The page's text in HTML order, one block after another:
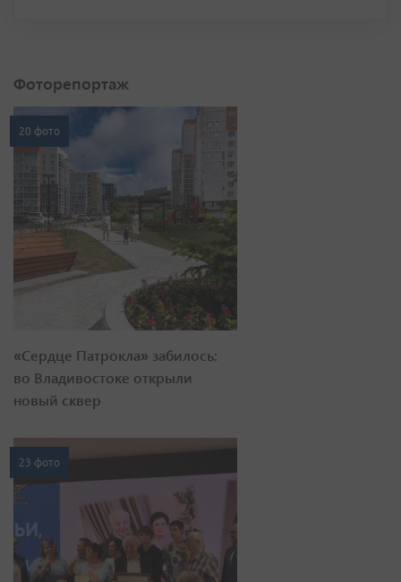
Фоторепортаж
20 фото
«Сердце Патрокла» забилось:
во Владивостоке открыли
новый сквер
23 фото